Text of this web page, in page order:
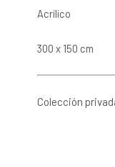
Acrílico
300 x 150 cm
Colección